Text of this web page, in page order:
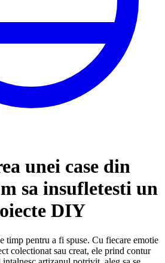
unei case din
sa insufletesti un
DIY
timp pentru a fi spuse. Cu fiecare emotie
colectionat sau creat, ele prind contur